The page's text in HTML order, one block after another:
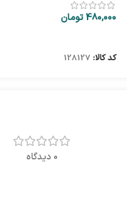
480,000تومان
کد کالا: 128127
0 دیدگاه